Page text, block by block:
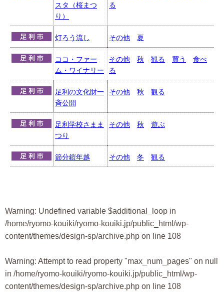
スタ（桜まつ
り）
る
灯ろう流し その他 夏
ココ・ファー
ム・ワイナリー
その他 秋 観る 買う
食べ
る
足利の文化財一
斉公開
その他 秋 観る
足利学校さまま
つり
その他 秋 遊ぶ
節分鎧年越 その他 冬 観る
Warning: Undefined variable $additional_loop in
/home/ryomo-kouiki/ryomo-kouiki.jp/public_html/wp-
content/themes/design-sp/archive.php on line 108
Warning: Attempt to read property "max_num_pages" on null
in /home/ryomo-kouiki/ryomo-kouiki.jp/public_html/wp-
content/themes/design-sp/archive.php on line 108